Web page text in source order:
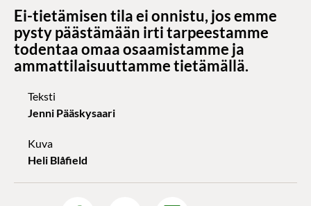
Ei-tietämisen tila ei onnistu, jos emme
pysty päästämään irti tarpeestamme
todentaa omaa osaamistamme ja
ammattilaisuuttamme tietämällä.
Teksti
Jenni Pääskysaari
Kuva
Heli Blåfield